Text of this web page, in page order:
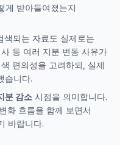
게 받아들여졌는지
색되는 자료도 실제로는
등 여러 지분 변동 사유가
편의성을 고려하되, 실제
습니다.
분 감소 시점을 의미합니다.
화 흐름을 함께 보면서
바랍니다.